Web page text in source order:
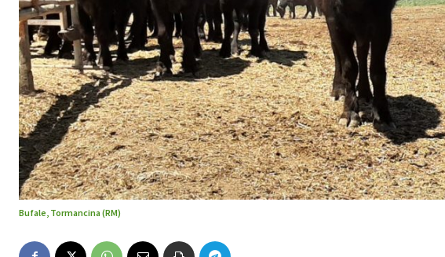
Bufale, Tormancina (RM)